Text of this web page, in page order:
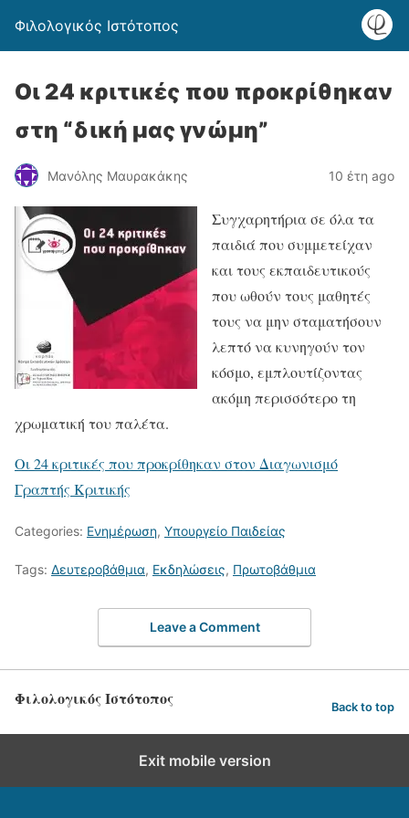
Φιλολογικός Ιστότοπος
Oι 24 κριτικές που προκρίθηκαν
στη “δική μας γνώμη”
Μανόλης Μαυρακάκης 10 έτη ago
Συγχαρητήρια σε όλα τα
παιδιά που συμμετείχαν
και τους εκπαιδευτικούς
που ωθούν τους μαθητές
τους να μην σταματήσουν
λεπτό να κυνηγούν τον
κόσμο, εμπλουτίζοντας
ακόμη περισσότερο τη
χρωματική του παλέτα.
Oι 24 κριτικές που προκρίθηκαν στον Διαγωνισμό
Γραπτής Κριτικής
Categories: Ενημέρωση, Υπουργείο Παιδείας
Tags: Δευτεροβάθμια, Εκδηλώσεις, Πρωτοβάθμια
Leave a Comment
Φιλολογικός Ιστότοπος Back to top
Exit mobile version